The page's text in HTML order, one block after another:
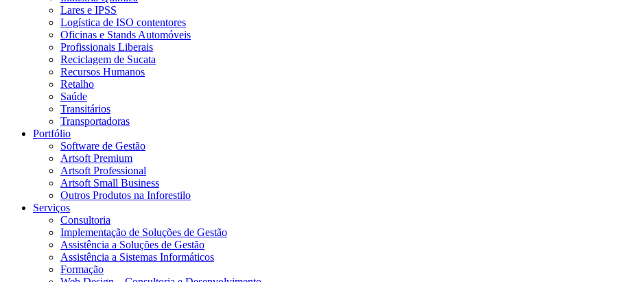
Lares e IPSS
Logística de ISO contentores
Oficinas e Stands Automóveis
Profissionais Liberais
Reciclagem de Sucata
Recursos Humanos
Retalho
Saúde
Transitários
Transportadoras
Portfólio
Software de Gestão
Artsoft Premium
Artsoft Professional
Artsoft Small Business
Outros Produtos na Inforestilo
Serviços
Consultoria
Implementação de Soluções de Gestão
Assistência a Soluções de Gestão
Assistência a Sistemas Informáticos
Formação